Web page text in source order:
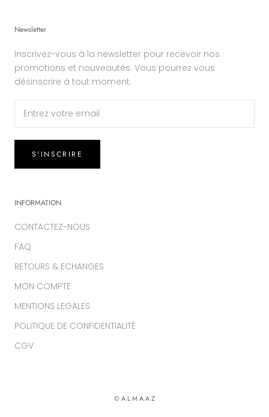
Newsletter
Inscrivez-vous à la newsletter pour recevoir nos
promotions et nouveautés. Vous pourrez vous
désinscrire à tout moment.
S'INSCRIRE
INFORMATION
CONTACTEZ-NOUS
FAQ
RETOURS & ECHANGES
MON COMPTE
MENTIONS LEGALES
POLITIQUE DE CONFIDENTIALITÉ
CGV
© A L M A A Z